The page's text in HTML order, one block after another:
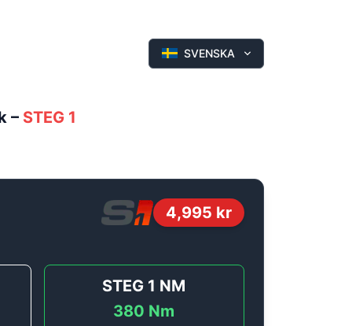
SVENSKA
– STEG 1
4,995 kr
STEG 1 NM
380 Nm